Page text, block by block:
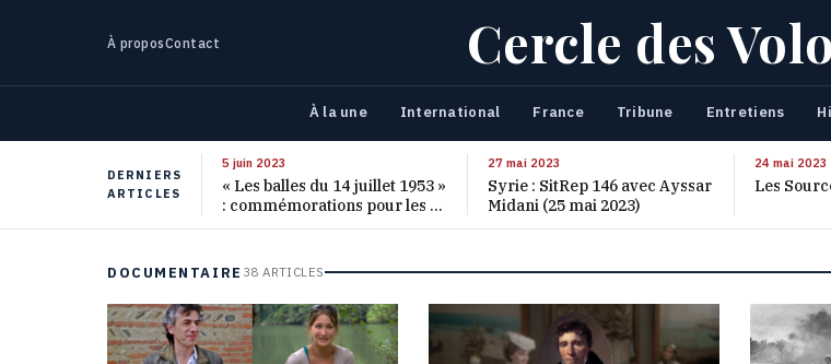
À proposContact Cercle des
À la une International France Tribune Entretiens
DERNIERS
ARTICLES
5 juin 2023
« Les balles du 14 juillet 1953 »
: commémorations pour les 70
ans de ce massacre oublié
27 mai 2023
Syrie : SitRep 146 avec Ayssar
Midani (25 mai 2023)
24 mai 2023
Les
DOCUMENTAIRE 38 ARTICLES